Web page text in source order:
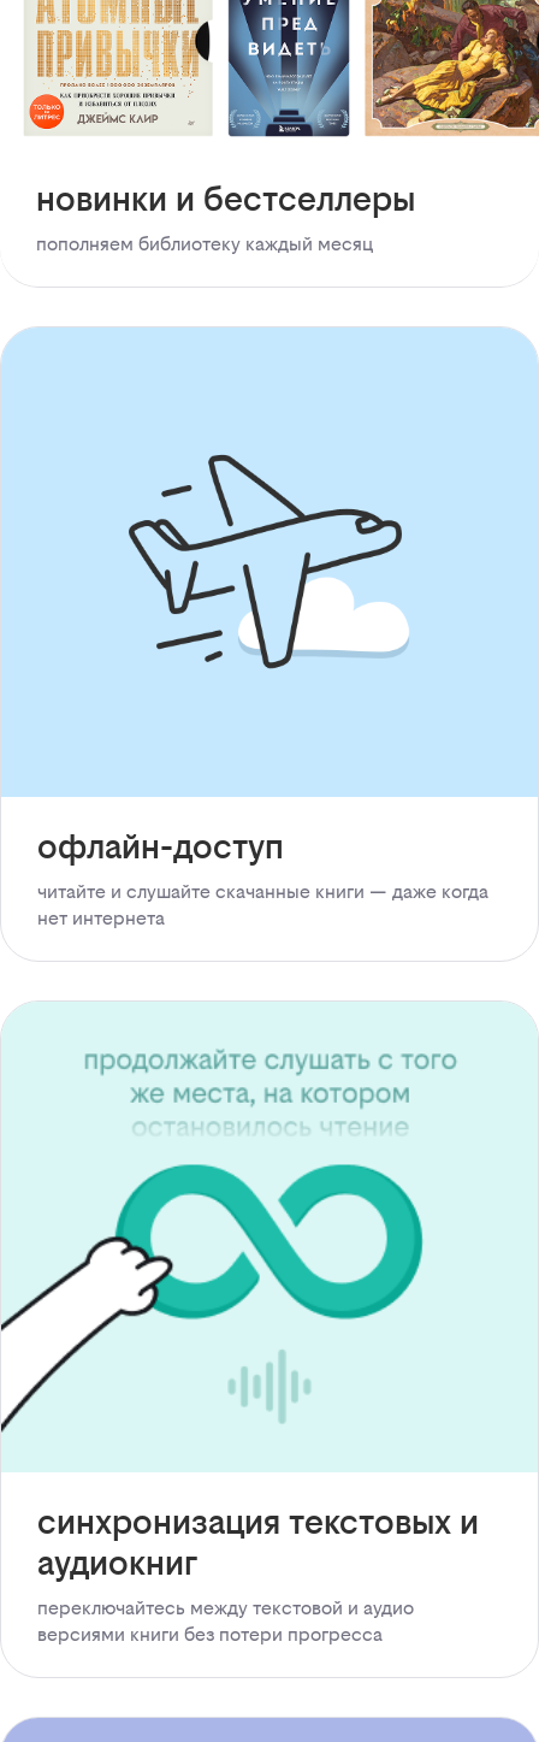
новинки и бестселлеры
пополняем библиотеку каждый месяц
офлайн-доступ
читайте и слушайте скачанные книги — даже когда
нет интернета
синхронизация текстовых и
аудиокниг
переключайтесь между текстовой и аудио
версиями книги без потери прогресса